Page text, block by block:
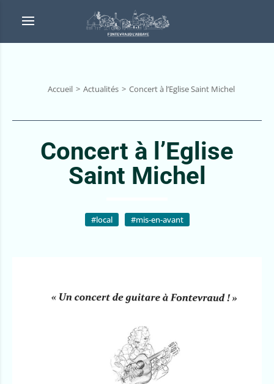
Accueil Actualités Concert à l’Eglise Saint Michel
Concert à l’Eglise
Saint Michel
#local #mis-en-avant